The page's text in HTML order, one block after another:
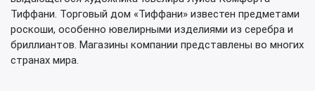
Тиффани. Торговый дом «Тиффани» известен предметами
роскоши, особенно ювелирными изделиями из серебра и
бриллиантов. Магазины компании представлены во многих
странах мира.